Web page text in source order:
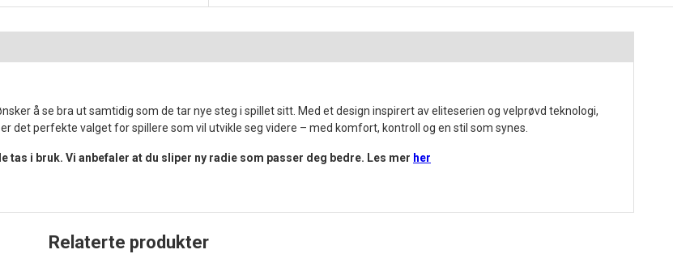
å se bra ut samtidig som de tar nye steg i spillet sitt. Med et design inspirert av eliteserien og velprøvd teknologi,
det perfekte valget for spillere som vil utvikle seg videre – med komfort, kontroll og en stil som synes.
i bruk. Vi anbefaler at du sliper ny radie som passer deg bedre. Les mer her
Relaterte produkter